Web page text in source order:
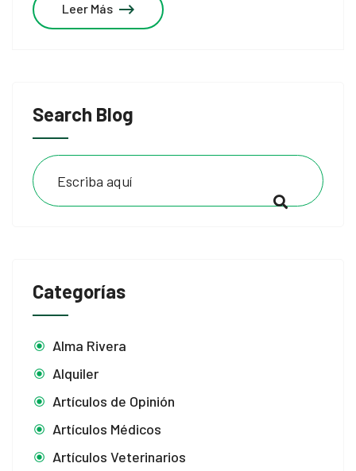
Search Blog
Categorías
Alma Rivera
Alquiler
Artículos de Opinión
Artículos Médicos
Artículos Veterinarios
Leer Más